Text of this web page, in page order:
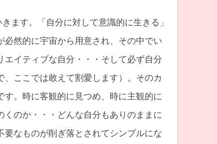
ます。「自分に対して意識的に生きる」
然的に宇宙から用意され、その中でい
イティブな自分・・・そして必ず自分
ここでは敢えて割愛します）。そのカ
。時に客観的に見つめ、時に主観的に
のか・・・どんな自分もありのままに
なものが削ぎ落とされてシンプルにな